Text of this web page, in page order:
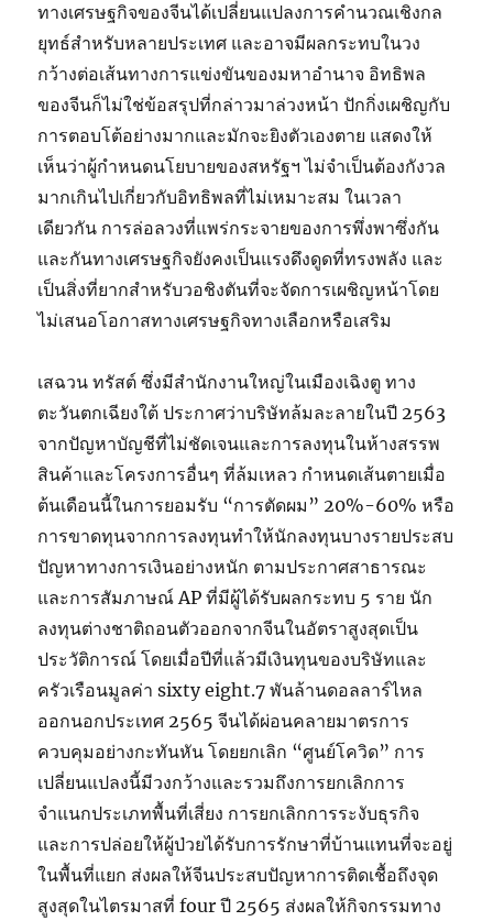
ทางเศรษฐกิจของจีนได้เปลี่ยนแปลงการคำนวณเชิงกล
ยุทธ์สำหรับหลายประเทศ และอาจมีผลกระทบในวง
กว้างต่อเส้นทางการแข่งขันของมหาอำนาจ อิทธิพล
ของจีนก็ไม่ใช่ข้อสรุปที่กล่าวมาล่วงหน้า ปักกิ่งเผชิญกับ
การตอบโต้อย่างมากและมักจะยิงตัวเองตาย แสดงให้
เห็นว่าผู้กำหนดนโยบายของสหรัฐฯ ไม่จำเป็นต้องกังวล
มากเกินไปเกี่ยวกับอิทธิพลที่ไม่เหมาะสม ในเวลา
เดียวกัน การล่อลวงที่แพร่กระจายของการพึ่งพาซึ่งกัน
และกันทางเศรษฐกิจยังคงเป็นแรงดึงดูดที่ทรงพลัง และ
เป็นสิ่งที่ยากสำหรับวอชิงตันที่จะจัดการเผชิญหน้าโดย
ไม่เสนอโอกาสทางเศรษฐกิจทางเลือกหรือเสริม
เสฉวน ทรัสต์ ซึ่งมีสำนักงานใหญ่ในเมืองเฉิงตู ทาง
ตะวันตกเฉียงใต้ ประกาศว่าบริษัทล้มละลายในปี 2563
จากปัญหาบัญชีที่ไม่ชัดเจนและการลงทุนในห้างสรรพ
สินค้าและโครงการอื่นๆ ที่ล้มเหลว กำหนดเส้นตายเมื่อ
ต้นเดือนนี้ในการยอมรับ “การตัดผม” 20%-60% หรือ
การขาดทุนจากการลงทุนทำให้นักลงทุนบางรายประสบ
ปัญหาทางการเงินอย่างหนัก ตามประกาศสาธารณะ
และการสัมภาษณ์ AP ที่มีผู้ได้รับผลกระทบ 5 ราย นัก
ลงทุนต่างชาติถอนตัวออกจากจีนในอัตราสูงสุดเป็น
ประวัติการณ์ โดยเมื่อปีที่แล้วมีเงินทุนของบริษัทและ
ครัวเรือนมูลค่า sixty eight.7 พันล้านดอลลาร์ไหล
ออกนอกประเทศ 2565 จีนได้ผ่อนคลายมาตรการ
ควบคุมอย่างกะทันหัน โดยยกเลิก “ศูนย์โควิด” การ
เปลี่ยนแปลงนี้มีวงกว้างและรวมถึงการยกเลิกการ
จำแนกประเภทพื้นที่เสี่ยง การยกเลิกการระงับธุรกิจ
และการปล่อยให้ผู้ป่วยได้รับการรักษาที่บ้านแทนที่จะอยู่
ในพื้นที่แยก ส่งผลให้จีนประสบปัญหาการติดเชื้อถึงจุด
สูงสุดในไตรมาสที่ four ปี 2565 ส่งผลให้กิจกรรมทาง